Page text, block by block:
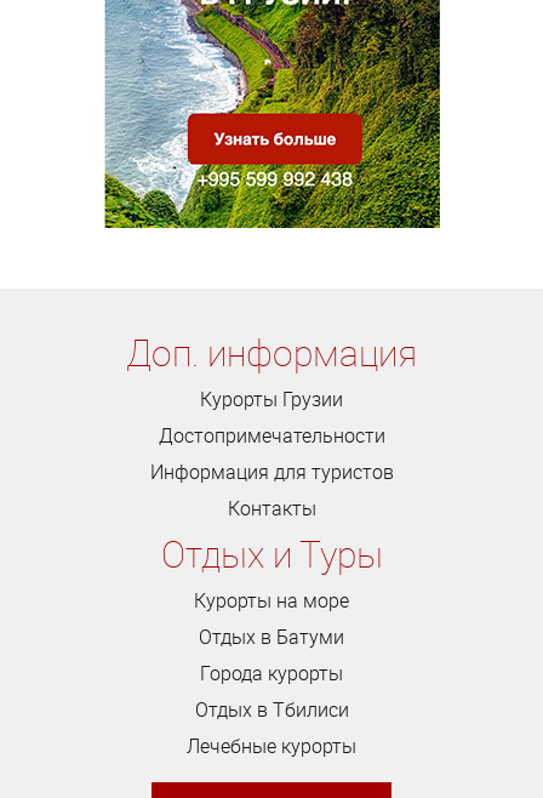
Доп. информация
Курорты Грузии
Достопримечательности
Информация для туристов
Контакты
Отдых и Туры
Курорты на море
Отдых в Батуми
Города курорты
Отдых в Тбилиси
Лечебные курорты